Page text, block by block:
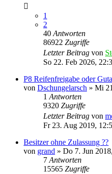
1
2
40 Antworten
86922 Zugriffe
Letzter Beitrag von
So 22. Feb 2026,
P8 Reifenfreigabe oder
von Dschungelarsch » Mi
1 Antworten
9320 Zugriffe
Letzter Beitrag von
Fr 23. Aug 2019,
Besitzer ohne Zulassung ??
von grand » Do 7. Jun
7 Antworten
15565 Zugriffe